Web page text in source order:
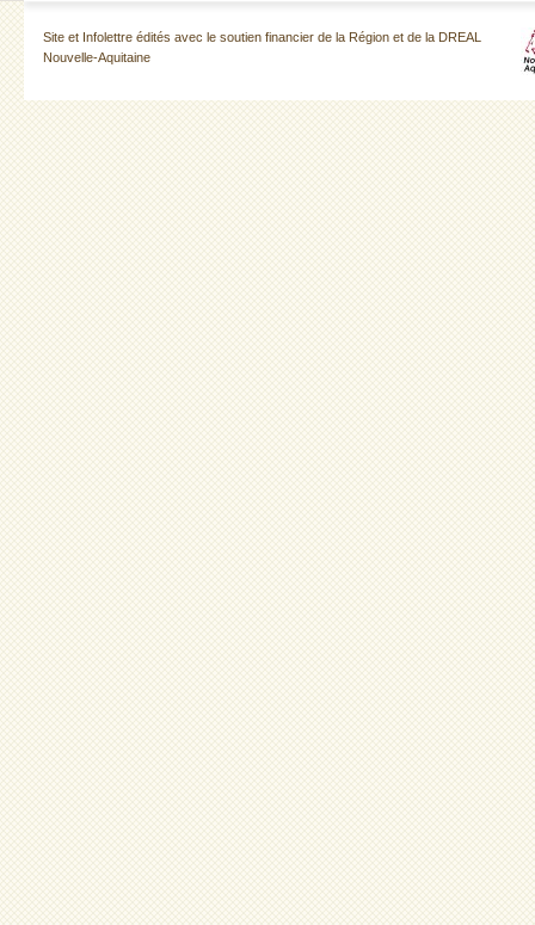
Site et Infolettre édités avec le soutien financier de la Région et de la DREAL
Nouvelle-Aquitaine